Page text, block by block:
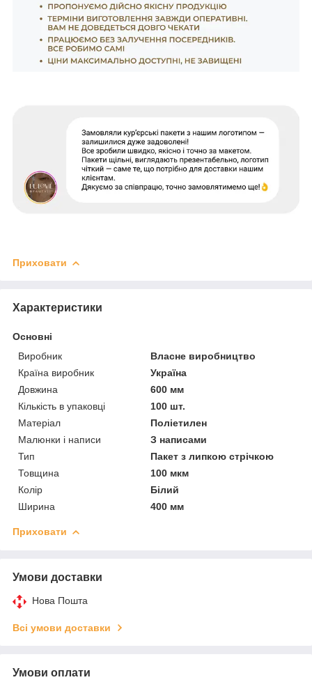
Приховати
Характеристики
Основні
Виробник
Власне виробництво
Країна виробник
Україна
Довжина
600 мм
Кількість в упаковці
100 шт.
Матеріал
Поліетилен
Малюнки і написи
З написами
Тип
Пакет з липкою стрічкою
Товщина
100 мкм
Колір
Білий
Ширина
400 мм
Приховати
Умови доставки
Нова Пошта
Всі умови доставки
Умови оплати